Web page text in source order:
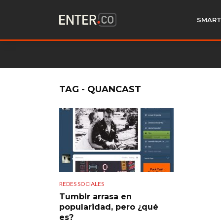
TAG - QUANCAST
REDES SOCIALES
Tumblr arrasa en
popularidad, pero ¿qué
es?